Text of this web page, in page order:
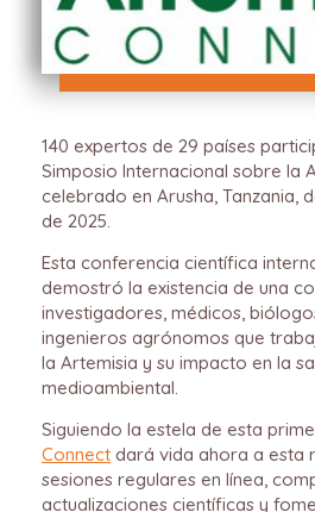
140 expertos de 29 países
Simposio Internacional sobre la
celebrado en Arusha, Tanzania,
de 2025.
Esta conferencia científica
demostró la existencia de una
investigadores, médicos,
ingenieros agrónomos que
la Artemisia y su impacto en la
medioambiental.
Siguiendo la estela de esta
Connect dará vida ahora a esta
sesiones regulares en línea,
actualizaciones científicas y